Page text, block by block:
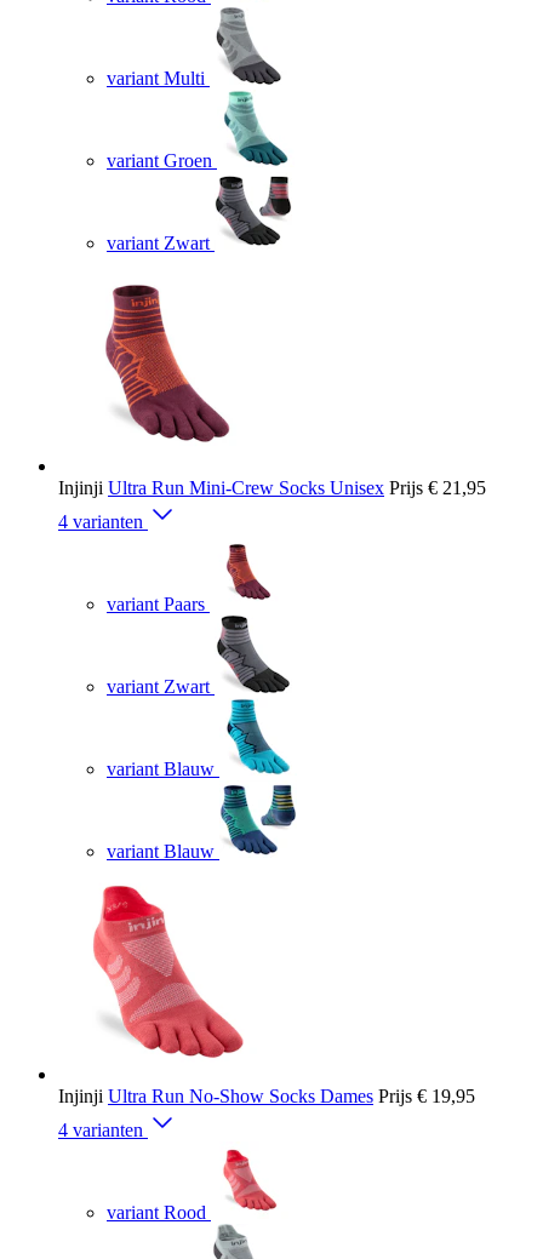
variant Multi
variant Groen
variant Zwart
Injinji Ultra Run Mini-Crew Socks Unisex Prijs € 21,95
4 varianten
variant Paars
variant Zwart
variant Blauw
variant Blauw
Injinji Ultra Run No-Show Socks Dames Prijs € 19,95
4 varianten
variant Rood